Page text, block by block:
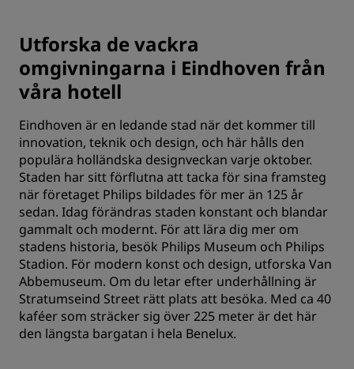
Utforska de vackra
omgivningarna i Eindhoven från
våra hotell
Eindhoven är en ledande stad när det kommer till
innovation, teknik och design, och här hålls den
populära holländska designveckan varje oktober.
Staden har sitt förflutna att tacka för sina framsteg
när företaget Philips bildades för mer än 125 år
sedan. Idag förändras staden konstant och blandar
gammalt och modernt. För att lära dig mer om
stadens historia, besök Philips Museum och Philips
Stadion. För modern konst och design, utforska Van
Abbemuseum. Om du letar efter underhållning är
Stratumseind Street rätt plats att besöka. Med ca 40
kaféer som sträcker sig över 225 meter är det här
den längsta bargatan i hela Benelux.